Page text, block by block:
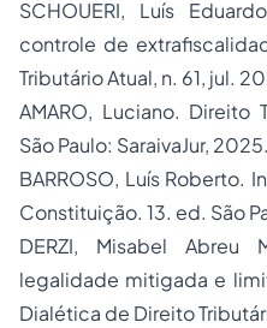
SCHOUERI, Luís
controle de
Tributário Atual, n. 61, jul.
AMARO, Luciano. Direito
São Paulo: SaraivaJur, 2025.
BARROSO, Luís Roberto.
Constituição. 13. ed. São
DERZI, Misabel Abreu
legalidade mitigada e
Dialética de Direito